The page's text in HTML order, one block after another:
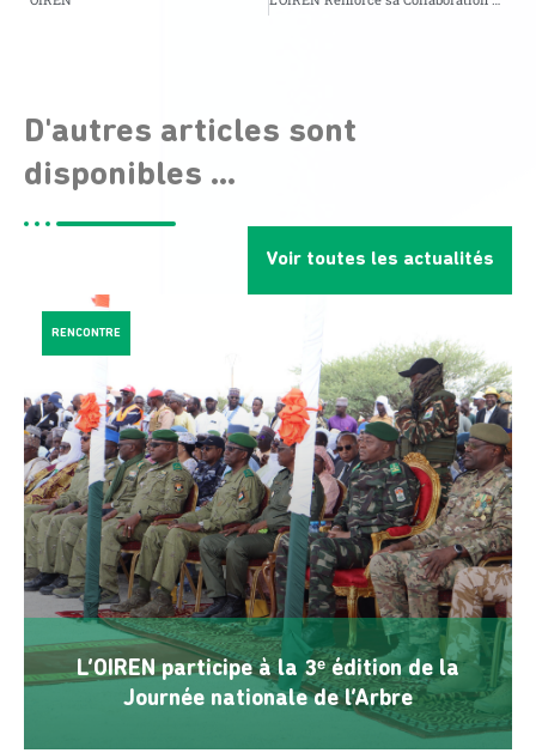
D'autres articles sont
disponibles ...
Voir toutes les actualités
L’OIREN participe à la 3ᵉ édition de la
Journée nationale de l’Arbre
RENCONTRE